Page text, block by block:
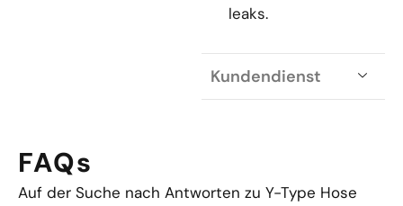
leaks.
Kundendienst
FAQs
Auf der Suche nach Antworten zu Y-Type Hose